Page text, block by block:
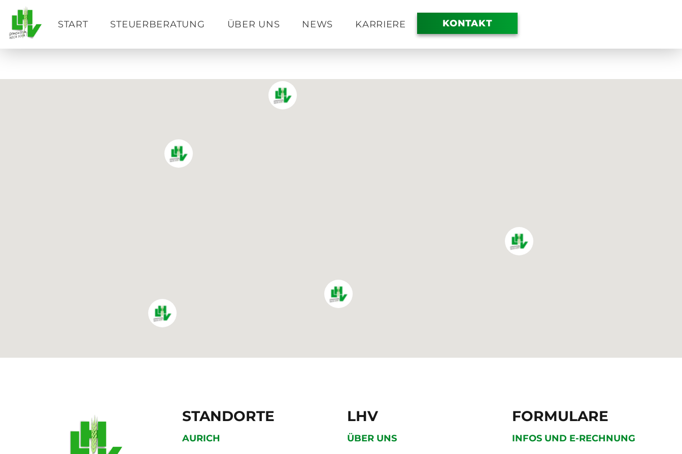
START STEUERBERATUNG ÜBER UNS NEWS KARRIERE KONTAKT
STANDORTE
AURICH
LHV
ÜBER UNS
FORMULARE
INFOS UND E-RECHNUNG